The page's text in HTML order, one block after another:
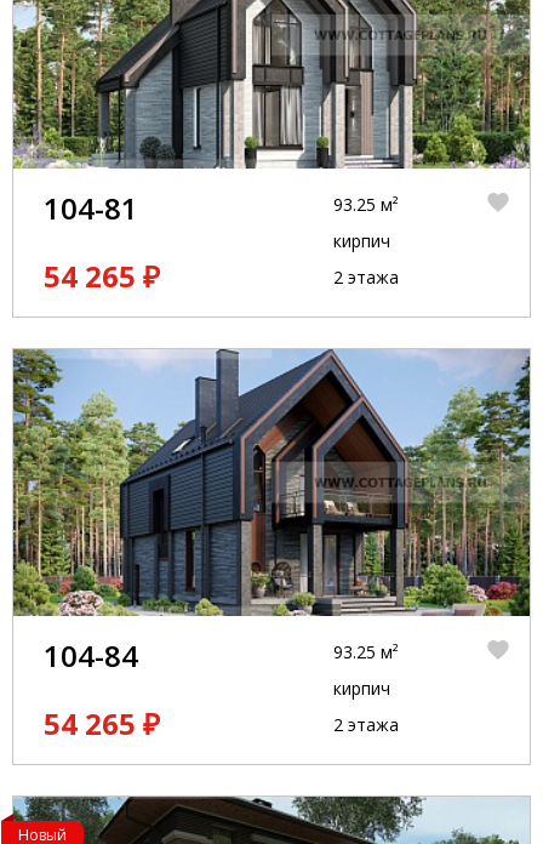
104-81
54 265 ₽
93.25 м²
кирпич
2 этажа
104-84
54 265 ₽
93.25 м²
кирпич
2 этажа
Новый